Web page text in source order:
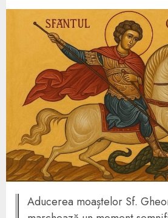
Aducerea moaștelor Sf.